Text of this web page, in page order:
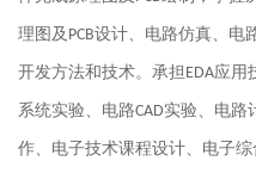
理图及 PCB设计、电路仿真、电
开发方法和技术。承担 EDA应用
系统实验、 电路CAD实验、 电路
作、电子技术课程设计、电子综